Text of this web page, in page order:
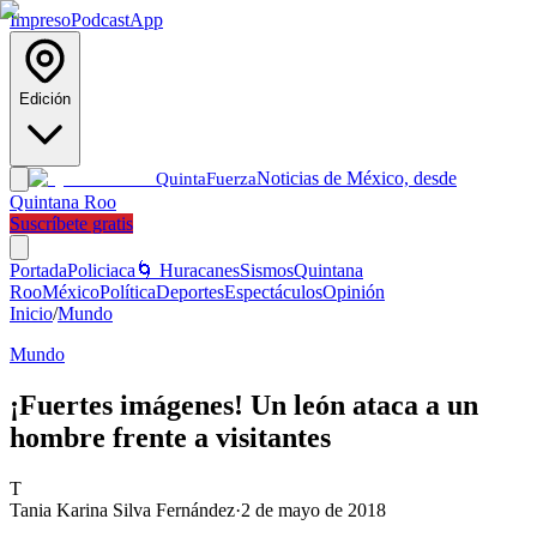
ImpresoPodcastApp
Edición
QuintaFuerzaNoticias de México, desde
Quintana Roo
Suscríbete gratis
PortadaPoliciaca 🌀 HuracanesSismosQuintana
RooMéxicoPolíticaDeportesEspectáculosOpinión
Inicio/Mundo
Mundo
¡Fuertes imágenes! Un león ataca a un
hombre frente a visitantes
T
Tania Karina Silva Fernández·2 de mayo de 2018